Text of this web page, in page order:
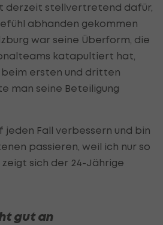
derzeit stellvertretend dafür,
abhanden gekommen
war seine Überform, die
katapultiert hat,
beim ersten und dritten
man seine Beteiligung
jeden Fall verbessern und bin
passieren, weil ich nur so
sich der 24-Jährige
gut an